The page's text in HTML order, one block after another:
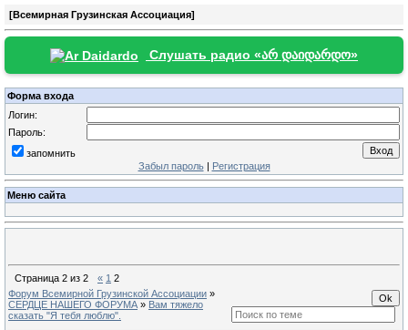
[Всемирная Грузинская Ассоциация]
Слушать радио «არ დაიდარდო»
Форма входа
Логин:
Пароль:
запомнить
Забыл пароль| Регистрация
Меню сайта
Страница 2 из 2 « 1 2
Форум Всемирной Грузинской Ассоциации »
СЕРДЦЕ НАШЕГО ФОРУМА » Вам тяжело
сказать "Я тебя люблю".